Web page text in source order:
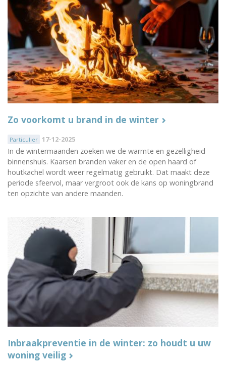
Zo voorkomt u brand in de winter
Particulier 17-12-2025
In de wintermaanden zoeken we de warmte en gezelligheid
binnenshuis. Kaarsen branden vaker en de open haard of
houtkachel wordt weer regelmatig gebruikt. Dat maakt deze
periode sfeervol, maar vergroot ook de kans op woningbrand
ten opzichte van andere maanden.
Inbraakpreventie in de winter: zo houdt u uw
woning veilig